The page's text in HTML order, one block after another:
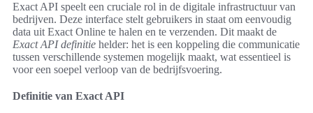
Exact API speelt een cruciale rol in de digitale infrastructuur van
bedrijven. Deze interface stelt gebruikers in staat om eenvoudig
data uit Exact Online te halen en te verzenden. Dit maakt de
Exact API definitie helder: het is een koppeling die communicatie
tussen verschillende systemen mogelijk maakt, wat essentieel is
voor een soepel verloop van de bedrijfsvoering.
Definitie van Exact API